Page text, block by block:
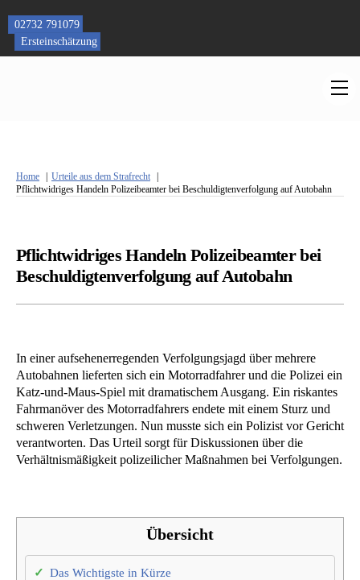
content
02732 791079
Ersteinschätzung
Home
Urteile aus dem Strafrecht
Pflichtwidriges Handeln Polizeibeamter bei Beschuldigtenverfolgung auf Autobahn
Pflichtwidriges Handeln Polizeibeamter bei
Beschuldigtenverfolgung auf Autobahn
In einer aufsehenerregenden Verfolgungsjagd über mehrere
Autobahnen lieferten sich ein Motorradfahrer und die Polizei ein
Katz-und-Maus-Spiel mit dramatischem Ausgang. Ein riskantes
Fahrmanöver des Motorradfahrers endete mit einem Sturz und
schweren Verletzungen. Nun musste sich ein Polizist vor Gericht
verantworten. Das Urteil sorgt für Diskussionen über die
Verhältnismäßigkeit polizeilicher Maßnahmen bei Verfolgungen.
Übersicht
Das Wichtigste in Kürze